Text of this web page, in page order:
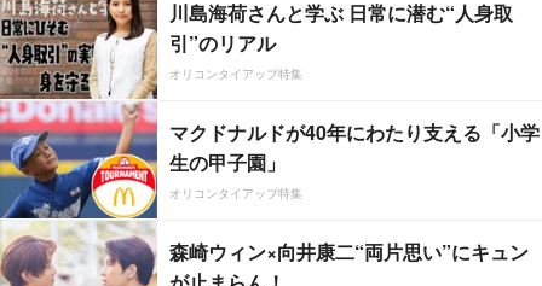
川島海荷さんと学ぶ 日常に潜む“人身取
引”のリアル
オリコンタイアップ特集
マクドナルドが40年にわたり支える「小学
生の甲子園」
オリコンタイアップ特集
森崎ウィン×向井康二“両片思い”にキュン